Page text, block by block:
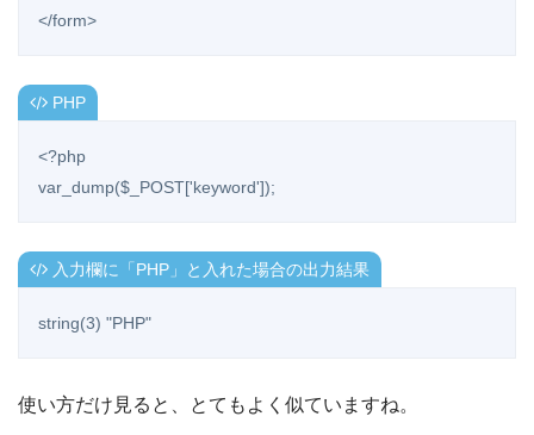
</form>
PHP
<?php
var_dump($_POST['keyword']);
入力欄に「PHP」と入れた場合の出力結果
string(3) "PHP"
使い方だけ見ると、とてもよく似ていますね。